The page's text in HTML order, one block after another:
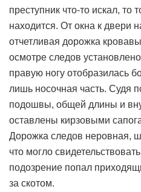
преступник что-то искал, то
находится. От окна к двери
отчетливая дорожка
осмотре следов
правую ногу отобразилась
лишь носочная часть. Судя
подошвы, общей длины и
оставлены кирзовыми
Дорожка следов неровная,
что могло
подозрение попал
за скотом.